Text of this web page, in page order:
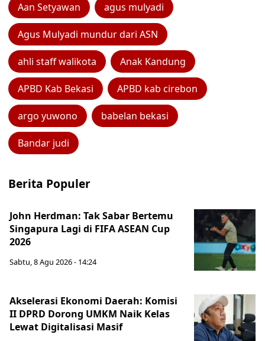
Aan Setyawan agus mulyadi
Agus Mulyadi mundur dari ASN
ahli staff walikota Anak Kandung
APBD Kab Bekasi APBD kab cirebon
argo yuwono babelan bekasi
Bandar judi
Berita Populer
John Herdman: Tak Sabar Bertemu
Singapura Lagi di FIFA ASEAN Cup
2026
Sabtu, 8 Agu 2026 - 14:24
Akselerasi Ekonomi Daerah: Komisi
II DPRD Dorong UMKM Naik Kelas
Lewat Digitalisasi Masif